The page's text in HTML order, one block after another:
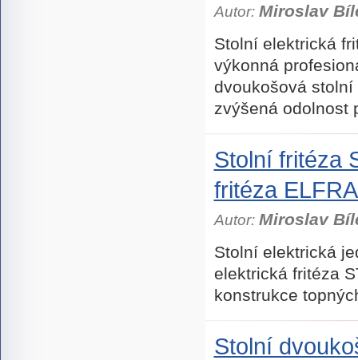
Autor: Miroslav
Stolní elektrická
výkonná
dvoukošová
zvýšená odolnost
Stolní fritéza
fritéza
Autor: Miroslav
Stolní elektrická
elektrická fritéza
konstrukce
Stolní